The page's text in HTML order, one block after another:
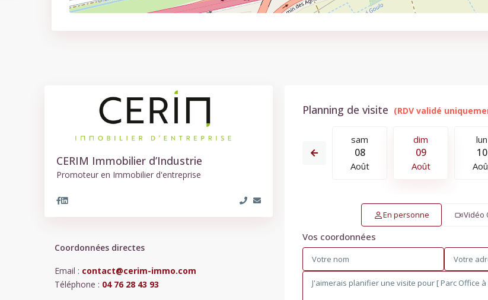
CERIM Immobilier d’Industrie
Promoteur en Immobilier d'entreprise
Coordonnées directes
Email : contact@cerim-immo.com
Téléphone : 04 76 28 43 93
Planning de visite
Août
ven
Août
sam
Août
dim sam
08
Août
dim
09
Août
lun
10
En personne Vidéo
Vos coordonnées